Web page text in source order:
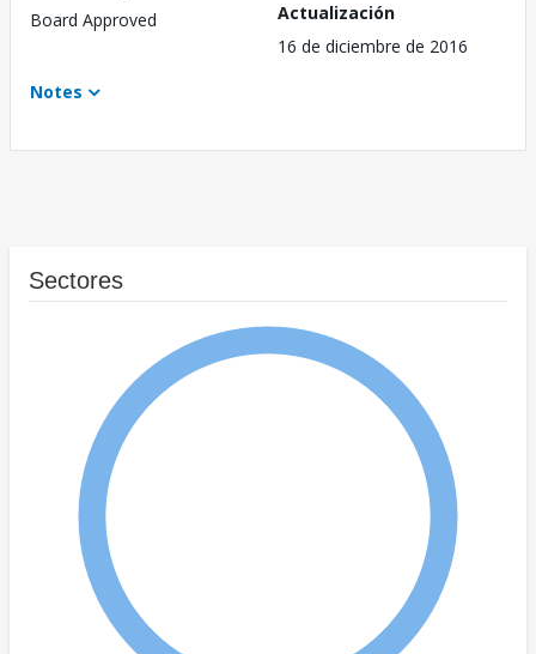
Board Approved
Actualización
16 de diciembre de 2016
Notes
Sectores